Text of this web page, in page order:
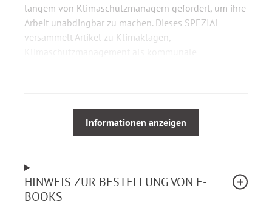
langem von Klimaschutzmanagern gefordert, um ihre
Arbeit unabdingbar zu machen. Dieses SPEZIAL
versammelt Artikel zu Klimaklagen,
Informationen anzeigen
HINWEIS ZUR BESTELLUNG VON E-
BOOKS